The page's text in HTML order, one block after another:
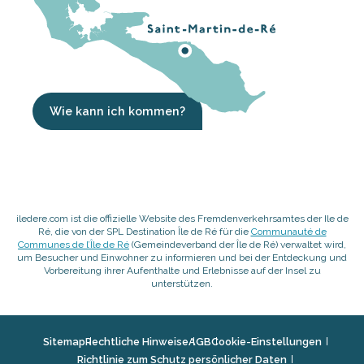
Wie kann ich kommen?
iledere.com ist die offizielle Website des Fremdenverkehrsamtes der Ile de
Ré, die von der SPL Destination Île de Ré für die Communauté de
Communes de l’Île de Ré (Gemeindeverband der Île de Ré) verwaltet wird,
um Besucher und Einwohner zu informieren und bei der Entdeckung und
Vorbereitung ihrer Aufenthalte und Erlebnisse auf der Insel zu
unterstützen.
SitemapRechtliche HinweiseAGBCookie-Einstellungen
Richtlinie zum Schutz persönlicher Daten